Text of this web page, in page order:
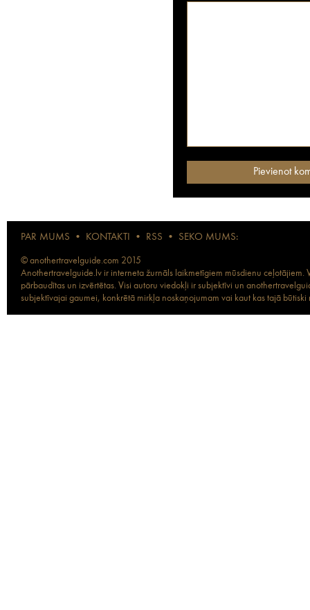
PAR MUMS • KONTAKTI • RSS • SEKO MUMS:
© anothertravelguide.com 2015
Anothertravelguide.lv ir interneta žurnāls laikmetīgiem mūsdienu
pārbaudītas un izvērtētas. Visi autoru viedokļi ir subjektīvi un
subjektīvajai gaumei, konkrētā mirkļa noskaņojumam vai kaut kas tajā